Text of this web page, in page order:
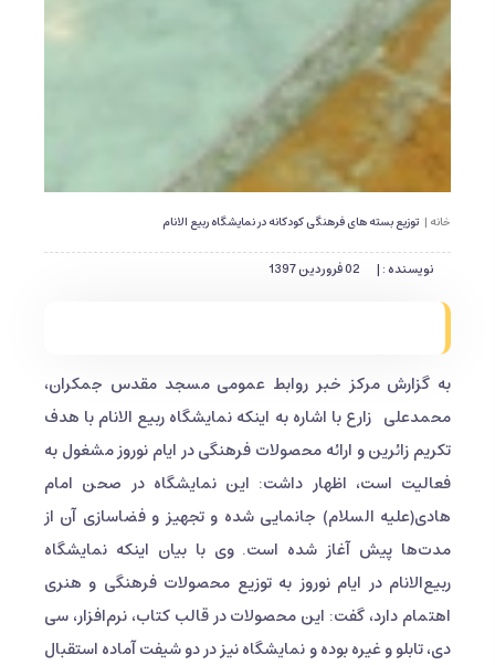
خانه | توزیع بسته های فرهنگی کودکانه در نمایشگاه ربیع الانام
نویسنده : | 02 فروردین 1397
به گزارش مرکز خبر روابط عمومی مسجد مقدس جمکران،
محمدعلی زارع با اشاره به اینکه نمایشگاه ربیع الانام با هدف
تکریم زائرین و ارائه محصولات فرهنگی در ایام نوروز مشغول به
فعالیت است، اظهار داشت: این نمایشگاه در صحن امام
هادی(علیه السلام) جانمایی شده و تجهیز و فضاسازی آن از
مدت‌ها پیش آغاز شده است. وی با بیان اینکه نمایشگاه
ربیع‌الانام در ایام نوروز به توزیع محصولات فرهنگی و هنری
اهتمام دارد، گفت: این محصولات در قالب کتاب، نرم‌افزار، سی
دی، تابلو و غیره بوده و نمایشگاه نیز در دو شیفت آماده استقبال